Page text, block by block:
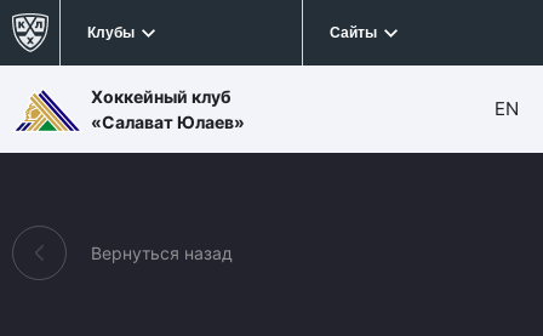
Клубы Сайты
Хоккейный клуб
«Салават Юлаев»
EN
Вернуться назад